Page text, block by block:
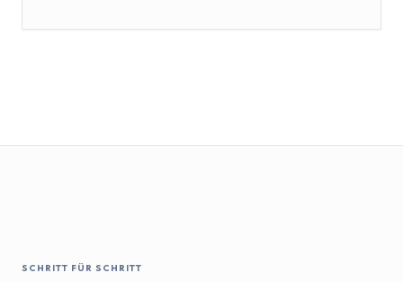
SCHRITT FÜR SCHRITT